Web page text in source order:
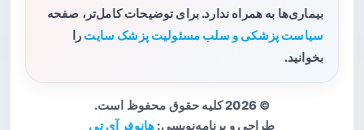
بیماری‌ها به همراه ندارد. برای توضیحات کامل‌تر، صفحه
سیاست پزشکی و سلب مسئولیت پزشک سایت را
بخوانید.
© 2026 کلیه حقوق محفوظ است.
طراحی و برنامه‌نویسی: هانوفر آی تی